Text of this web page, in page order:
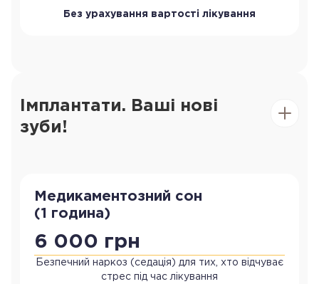
Без урахування вартості лікування
Імплантати. Ваші нові
зуби!
Медикаментозний сон
(1 година)
6 000 грн
Безпечний наркоз (седація) для тих, хто відчуває
стрес під час лікування